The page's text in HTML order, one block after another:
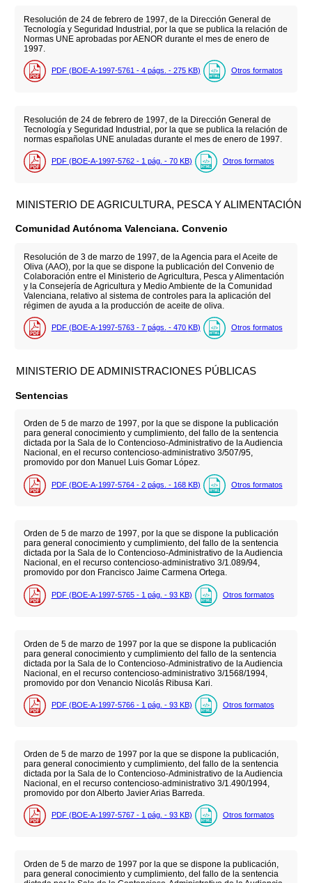
Resolución de 24 de febrero de 1997, de la Dirección General de
Tecnología y Seguridad Industrial, por la que se publica la relación de
Normas UNE aprobadas por AENOR durante el mes de enero de
1997.
PDF (BOE-A-1997-5761 - 4 págs. - 275 KB) Otros formatos
Resolución de 24 de febrero de 1997, de la Dirección General de
Tecnología y Seguridad Industrial, por la que se publica la relación de
normas españolas UNE anuladas durante el mes de enero de 1997.
PDF (BOE-A-1997-5762 - 1 pág. - 70 KB) Otros formatos
MINISTERIO DE AGRICULTURA, PESCA Y ALIMENTACIÓN
Comunidad Autónoma Valenciana. Convenio
Resolución de 3 de marzo de 1997, de la Agencia para el Aceite de
Oliva (AAO), por la que se dispone la publicación del Convenio de
Colaboración entre el Ministerio de Agricultura, Pesca y Alimentación
y la Consejería de Agricultura y Medio Ambiente de la Comunidad
Valenciana, relativo al sistema de controles para la aplicación del
régimen de ayuda a la producción de aceite de oliva.
PDF (BOE-A-1997-5763 - 7 págs. - 470 KB) Otros formatos
MINISTERIO DE ADMINISTRACIONES PÚBLICAS
Sentencias
Orden de 5 de marzo de 1997, por la que se dispone la publicación
para general conocimiento y cumplimiento, del fallo de la sentencia
dictada por la Sala de lo Contencioso-Administrativo de la Audiencia
Nacional, en el recurso contencioso-administrativo 3/507/95,
promovido por don Manuel Luis Gomar López.
PDF (BOE-A-1997-5764 - 2 págs. - 168 KB) Otros formatos
Orden de 5 de marzo de 1997, por la que se dispone la publicación
para general conocimiento y cumplimiento, del fallo de la sentencia
dictada por la Sala de lo Contencioso-Administrativo de la Audiencia
Nacional, en el recurso contencioso-administrativo 3/1.089/94,
promovido por don Francisco Jaime Carmena Ortega.
PDF (BOE-A-1997-5765 - 1 pág. - 93 KB) Otros formatos
Orden de 5 de marzo de 1997 por la que se dispone la publicación
para general conocimiento y cumplimiento del fallo de la sentencia
dictada por la Sala de lo Contencioso-Administrativo de la Audiencia
Nacional, en el recurso contencioso-administrativo 3/1568/1994,
promovido por don Venancio Nicolás Ribusa Kari.
PDF (BOE-A-1997-5766 - 1 pág. - 93 KB) Otros formatos
Orden de 5 de marzo de 1997 por la que se dispone la publicación,
para general conocimiento y cumplimiento, del fallo de la sentencia
dictada por la Sala de lo Contencioso-Administrativo de la Audiencia
Nacional, en el recurso contencioso-administrativo 3/1.490/1994,
promovido por don Alberto Javier Arias Barreda.
PDF (BOE-A-1997-5767 - 1 pág. - 93 KB) Otros formatos
Orden de 5 de marzo de 1997 por la que se dispone la publicación,
para general conocimiento y cumplimiento, del fallo de la sentencia